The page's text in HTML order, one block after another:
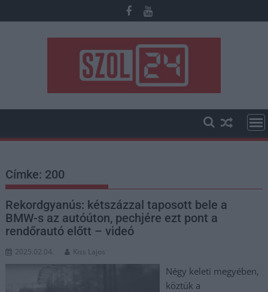
to
Címke: 200
Rekordgyanús: kétszázzal taposott bele a
BMW-s az autóúton, pechjére ezt pont a
rendőrautó előtt – videó
2025.02.04. Kiss Lajos
Négy keleti megyében,
köztük a